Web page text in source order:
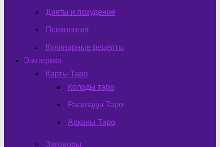
Диеты и похудение
Психология
Кулинарные рецепты
Эзотерика
Карты Таро
Колоды таро
Расклады Таро
Арканы Таро
Заговоры